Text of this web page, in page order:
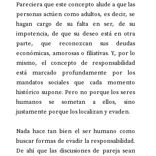
Pareciera que este concepto alude a que las
personas actúen como adultos, es decir, se
hagan cargo de su falta en ser, de su
impotencia, de que su deseo está en otra
parte, que reconozcan sus deudas
económicas, amorosas o filiativas. Y, por lo
mismo, el concepto de responsabilidad
está marcado profundamente por los
mandatos sociales que cada momento
histórico supone. Pero no porque los seres
humanos se sometan a ellos, sino
justamente porque los localizan y evaden.
Nada hace tan bien el ser humano como
buscar formas de evadir la responsabilidad.
De ahí que las discusiones de pareja sean